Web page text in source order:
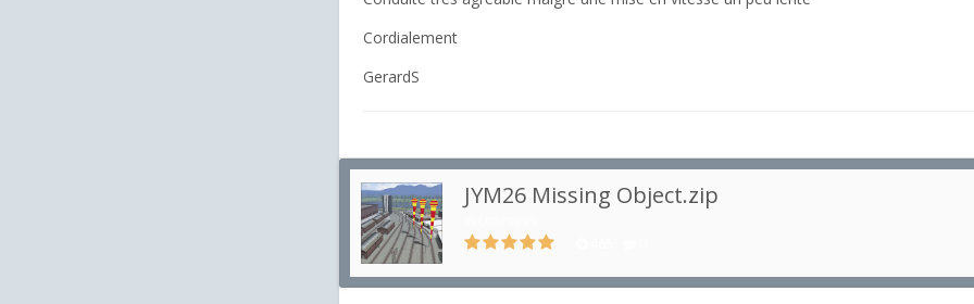
Cordialement
GerardS
JYM26 Missing Object.zip